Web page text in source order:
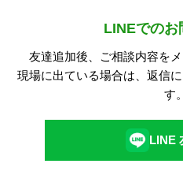
LINEでのお
友達追加後、ご相談内容を
現場に出ている場合は、返信
す。
LINE